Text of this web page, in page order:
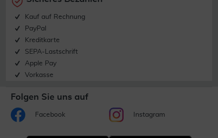
Kauf auf Rechnung
PayPal
Kreditkarte
SEPA-Lastschrift
Apple Pay
Vorkasse
Folgen Sie uns auf
Facebook Instagram